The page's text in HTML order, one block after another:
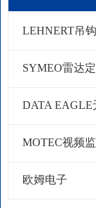
LEHNERT吊
SYMEO雷达
DATA EAGLE
MOTEC视频
欧姆电子